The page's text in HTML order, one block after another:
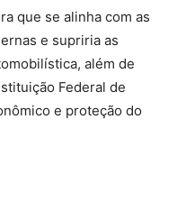
que se alinha com as
e supriria as
além de
Federal de
e proteção do